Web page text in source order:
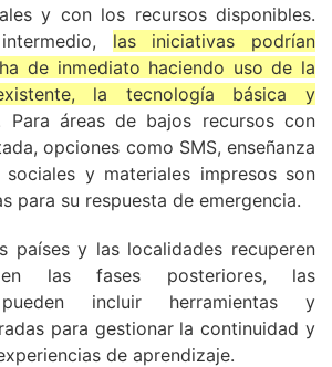
y con los recursos disponibles.
las iniciativas podrían
de inmediato haciendo uso de la
la tecnología básica y
Para áreas de bajos recursos con
opciones como SMS, enseñanza
sociales y materiales impresos son
para su respuesta de emergencia.
países y las localidades recuperen
las fases posteriores, las
pueden incluir herramientas y
para gestionar la continuidad y
de aprendizaje.